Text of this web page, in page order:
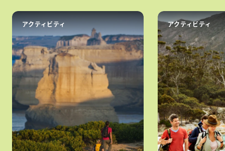
アクティビティ アクティビティ